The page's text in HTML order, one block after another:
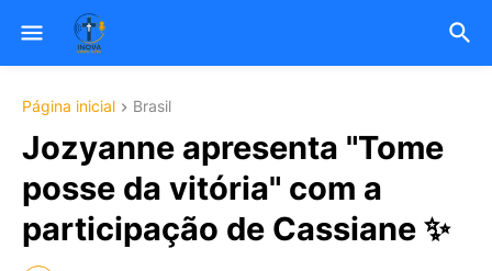
Página inicial Brasil
Jozyanne apresenta "Tome
posse da vitória" com a
participação de Cassiane ✨